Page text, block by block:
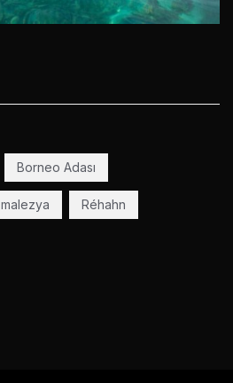
Borneo Adası
malezya Réhahn